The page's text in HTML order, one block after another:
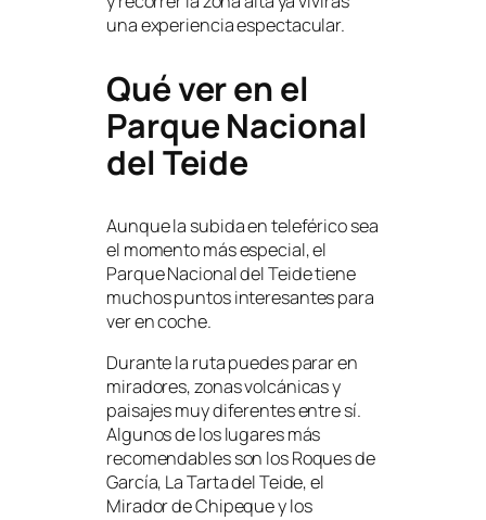
una experiencia espectacular.
Qué ver en el
Parque Nacional
del Teide
Aunque la subida en teleférico sea
el momento más especial, el
Parque Nacional del Teide tiene
muchos puntos interesantes para
ver en coche.
Durante la ruta puedes parar en
miradores, zonas volcánicas y
paisajes muy diferentes entre sí.
Algunos de los lugares más
recomendables son los Roques de
García, La Tarta del Teide, el
Mirador de Chipeque y los